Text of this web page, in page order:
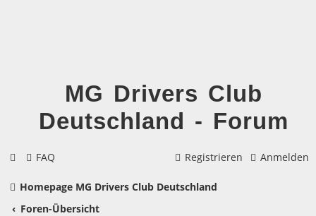
MG Drivers Club
Deutschland - Forum
FAQ Anmelden
Registrieren
Homepage MG Drivers Club Deutschland
Foren-Übersicht